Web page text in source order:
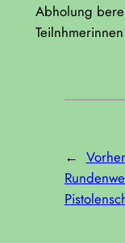
Abholung
←